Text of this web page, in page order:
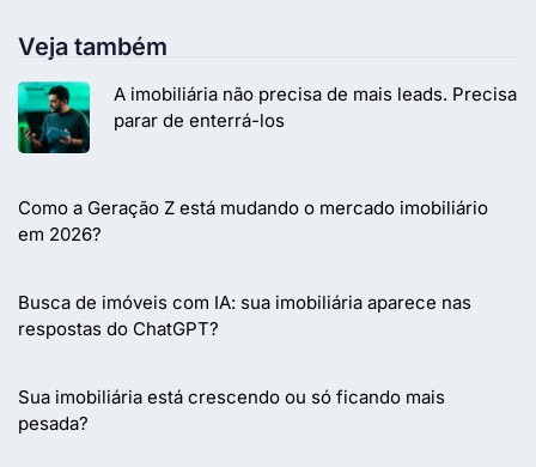
Veja também
A imobiliária não precisa de mais leads. Precisa
parar de enterrá-los
Como a Geração Z está mudando o mercado imobiliário
em 2026?
Busca de imóveis com IA: sua imobiliária aparece nas
respostas do ChatGPT?
Sua imobiliária está crescendo ou só ficando mais
pesada?